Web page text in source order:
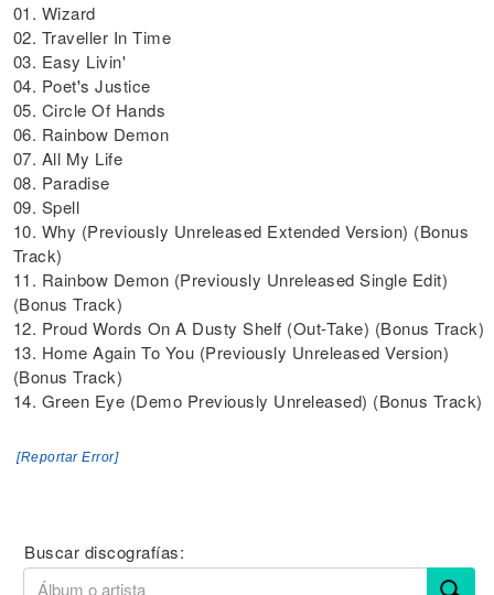
01. Wizard
02. Traveller In Time
03. Easy Livin'
04. Poet's Justice
05. Circle Of Hands
06. Rainbow Demon
07. All My Life
08. Paradise
09. Spell
10. Why (Previously Unreleased Extended Version) (Bonus
Track)
11. Rainbow Demon (Previously Unreleased Single Edit)
(Bonus Track)
12. Proud Words On A Dusty Shelf (Out-Take) (Bonus Track)
13. Home Again To You (Previously Unreleased Version)
(Bonus Track)
14. Green Eye (Demo Previously Unreleased) (Bonus Track)
[Reportar Error]
Buscar discografías: